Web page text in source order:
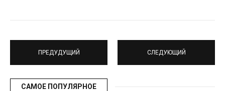
ПРЕДУДУЩИЙ СЛЕДУЮЩИЙ
САМОЕ ПОПУЛЯРНОЕ